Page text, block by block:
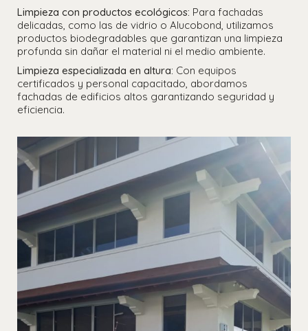
Limpieza con productos ecológicos: Para fachadas
delicadas, como las de vidrio o Alucobond, utilizamos
productos biodegradables que garantizan una limpieza
profunda sin dañar el material ni el medio ambiente.
Limpieza especializada en altura: Con equipos
certificados y personal capacitado, abordamos
fachadas de edificios altos garantizando seguridad y
eficiencia.